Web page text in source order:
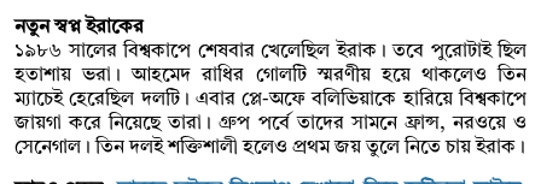
নতুন স্বপ্ন ইরাকের
১৯৮৬ সালের বিশ্বকাপে শেষবার খেলেছিল ইরাক। তবে পুরোটাই ছিল
হতাশায় ভরা। আহমেদ রাধির গোলটি স্মরণীয় হয়ে থাকলেও তিন
ম্যাচেই হেরেছিল দলটি। এবার প্লে-অফে বলিভিয়াকে হারিয়ে বিশ্বকাপে
জায়গা করে নিয়েছে তারা। গ্রুপ পর্বে তাদের সামনে ফ্রান্স, নরওয়ে ও
সেনেগাল। তিন দলই শক্তিশালী হলেও প্রথম জয় তুলে নিতে চায় ইরাক।